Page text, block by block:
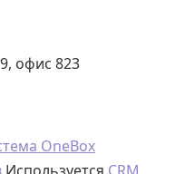
офис 823
OneBox